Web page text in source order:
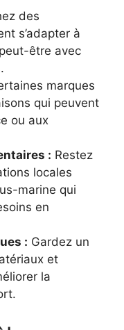
des
s’adapter à
être avec
marques
qui peuvent
ou aux
: Restez
locales
marine qui
en
: Gardez un
et
la